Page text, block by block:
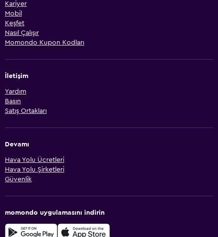
Kariyer
Mobil
Keşfet
Nasıl Çalışır
Momondo Kupon Kodları
İletişim
Yardım
Basın
Satış Ortakları
Devamı
Hava Yolu Ücretleri
Hava Yolu Şirketleri
Güvenlik
momondo uygulamasını indirin